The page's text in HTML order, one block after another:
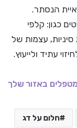
הנסתר.
כגון: קלפי
עצמות של
עתיד ולייעוץ.
באזור שלך
חלום על דג